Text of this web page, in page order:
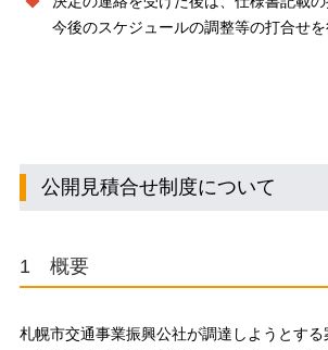
今後のスケジュールの調整等の打合せを
公開見積合せ制度について
1 概要
札幌市交通事業振興公社が調達しようとする